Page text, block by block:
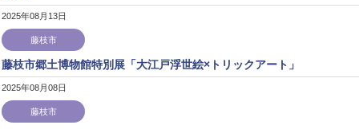
2025年08月13日
藤枝市
藤枝市郷土博物館特別展「大江戸浮世絵×トリックアート」
2025年08月08日
藤枝市